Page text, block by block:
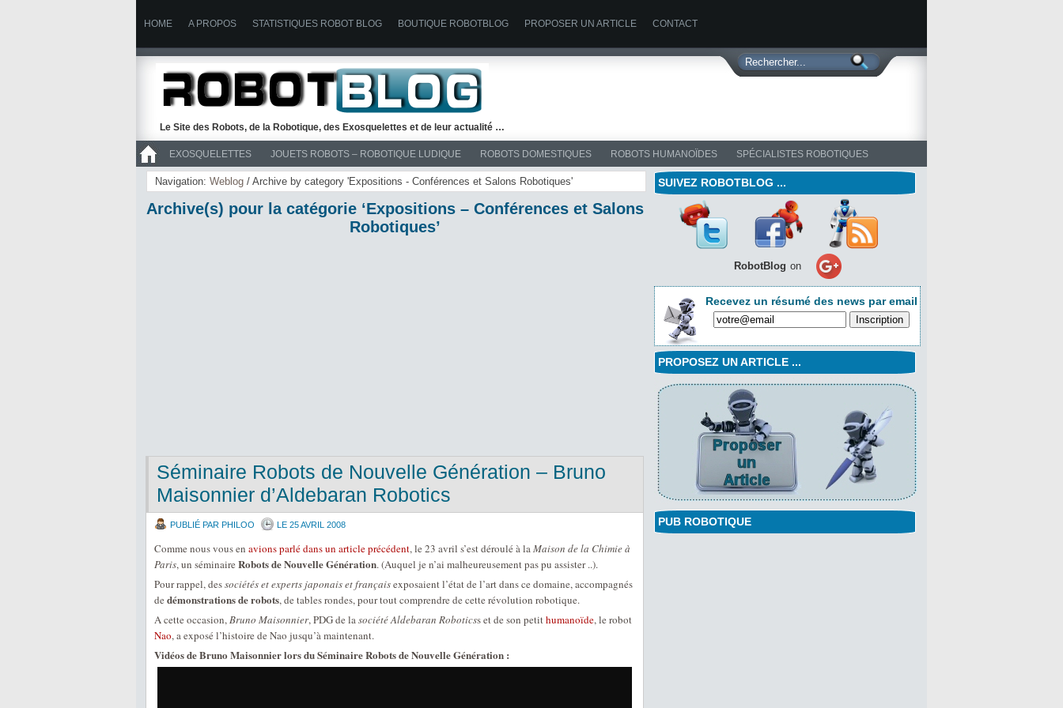
HOME A PROPOS STATISTIQUES ROBOT BLOG BOUTIQUE ROBOTBLOG PROPOSER UN ARTICLE CONTACT
Le Site des Robots, de la Robotique, des Exosquelettes et de leur actualité …
EXOSQUELETTES JOUETS ROBOTS – ROBOTIQUE LUDIQUE ROBOTS DOMESTIQUES ROBOTS HUMANOÏDES SPÉCIALISTES ROBOTIQUES
>> ROBOTS
Navigation: Weblog / Archive by category 'Expositions - Conférences et Salons Robotiques'
Archive(s) pour la catégorie ‘Expositions – Conférences et Salons
Robotiques’
Séminaire Robots de Nouvelle Génération – Bruno
Maisonnier d’Aldebaran Robotics
PUBLIÉ PAR PHILOO LE 25 AVRIL 2008
Comme nous vous en avions parlé dans un article précédent, le 23 avril s’est déroulé à laMaison de la Chimie à
Paris, un séminaire Robots de Nouvelle Génération. (Auquel je n’ai malheureusement pas pu assister ..).
Pour rappel, dessociétés et experts japonais et françaisexposaient l’état de l’art dans ce domaine, accompagnés
de démonstrations de robots, de tables rondes, pour tout comprendre de cette révolution robotique.
A cette occasion,Bruno Maisonnier, PDG de lasociété Aldebaran Roboticss et de son petithumanoïde, le robot
Nao, a exposé l’histoire de Nao jusqu’à maintenant.
Vidéos de Bruno Maisonnier lors du Séminaire Robots de Nouvelle Génération :
SUIVEZ ROBOTBLOG ...
RobotBlog on
Recevez un résumé des news par email
PROPOSEZ UN ARTICLE ...
PUB ROBOTIQUE